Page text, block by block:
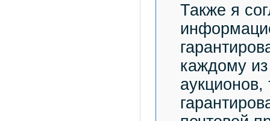
Также я
каждому